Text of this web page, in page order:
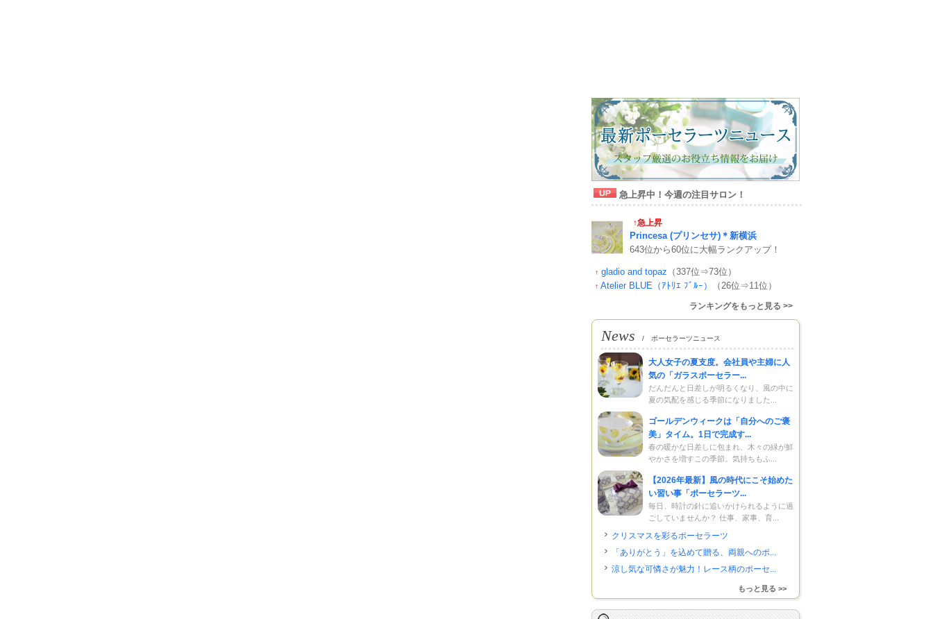
急上昇中！今週の注目サロン！
↑急上昇
Princesa (プリンセサ)＊新横浜
643位から60位に大幅ランクアップ！
↑ gladio and topaz （337位⇒73位）
↑ Atelier BLUE（ｱﾄﾘｴ ﾌﾞﾙｰ） （26位⇒11位）
ランキングをもっと見る >>
News / ポーセラーツニュース
大人女子の夏支度。会社員や主婦に人
気の「ガラスポーセラー...
だんだんと日差しが明るくなり、風の中に
夏の気配を感じる季節になりました...
ゴールデンウィークは「自分へのご褒
美」タイム。1日で完成す...
春の暖かな日差しに包まれ、木々の緑が鮮
やかさを増すこの季節。気持ちもふ...
【2026年最新】風の時代にこそ始めた
い習い事「ポーセラーツ...
毎日、時計の針に追いかけられるように過
ごしていませんか？ 仕事、家事、育...
クリスマスを彩るポーセラーツ
「ありがとう」を込めて贈る、両親へのポ...
涼し気な可憐さが魅力！レース柄のポーセ...
もっと見る >>